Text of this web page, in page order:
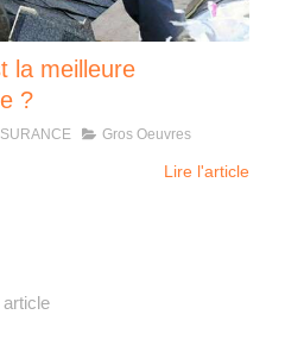
la meilleure
?
Gros Oeuvres
Lire l'article
article